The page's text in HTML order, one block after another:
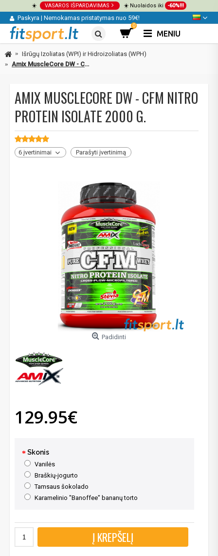
☀️ VASAROS IŠPARDAVIMAS ☀️ Nuolaidos iki -60%!!!
Paskyra | Nemokamas pristatymas nuo 59€!
0
MENIU
Išrūgų Izoliatas (WPI) ir Hidroizoliatas (WPH)
Amix MuscleCore DW - CFM Nitro Protein Isolate 2000 g.
AMIX MUSCLECORE DW - CFM NITRO
PROTEIN ISOLATE 2000 G.
6 įvertinimai Parašyti įvertinimą
Padidinti
129.95€
Skonis
Vanilės
Braškių-jogurto
Tamsaus šokolado
Karamelinio "Banoffee" bananų torto
Į KREPŠELĮ